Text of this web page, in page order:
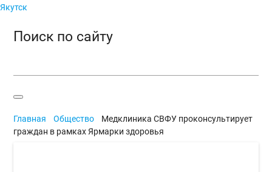
Якутск
Поиск по сайту
Главная Общество
Медклиника СВФУ проконсультирует
граждан в рамках Ярмарки здоровья